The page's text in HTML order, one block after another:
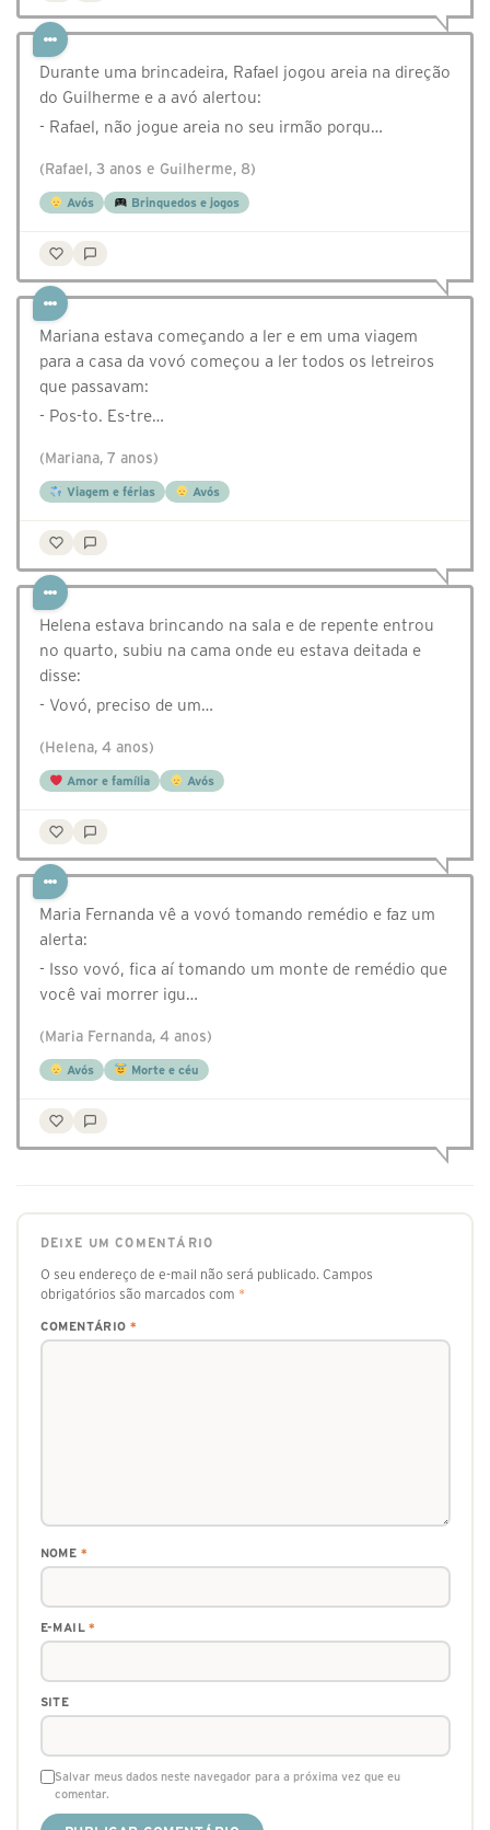
Durante uma brincadeira, Rafael jogou areia na direção
do Guilherme e a avó alertou:
- Rafael, não jogue areia no seu irmão porqu…
(Rafael, 3 anos e Guilherme, 8)
Avós Brinquedos e jogos
Mariana estava começando a ler e em uma viagem
para a casa da vovó começou a ler todos os letreiros
que passavam:
- Pos-to. Es-tre…
(Mariana, 7 anos)
Viagem e férias Avós
Helena estava brincando na sala e de repente entrou
no quarto, subiu na cama onde eu estava deitada e
disse:
- Vovó, preciso de um…
(Helena, 4 anos)
Amor e família Avós
Maria Fernanda vê a vovó tomando remédio e faz um
alerta:
- Isso vovó, fica aí tomando um monte de remédio que
você vai morrer igu…
(Maria Fernanda, 4 anos)
Avós Morte e céu
DEIXE UM COMENTÁRIO
O seu endereço de e-mail não será publicado. Campos
obrigatórios são marcados com *
COMENTÁRIO *
NOME *
E-MAIL*
SITE
Salvar meus dados neste navegador para a próxima vez que eu
comentar.